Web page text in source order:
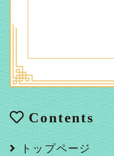
Contents
トップページ